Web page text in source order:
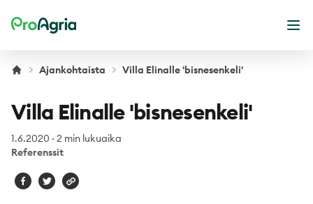
ProAgria
Ajankohtaista Villa Elinalle 'bisnesenkeli'
Villa Elinalle 'bisnesenkeli'
1.6.2020 · 2 min lukuaika
Referenssit